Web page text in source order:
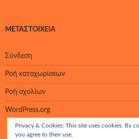
ΜΕΤΑΣΤΟΙΧΕΊΑ
Σύνδεση
Ροή καταχωρίσεων
Ροή σχολίων
WordPress.org
Privacy & Cookies: This site uses cookies. By
you agree to their use.